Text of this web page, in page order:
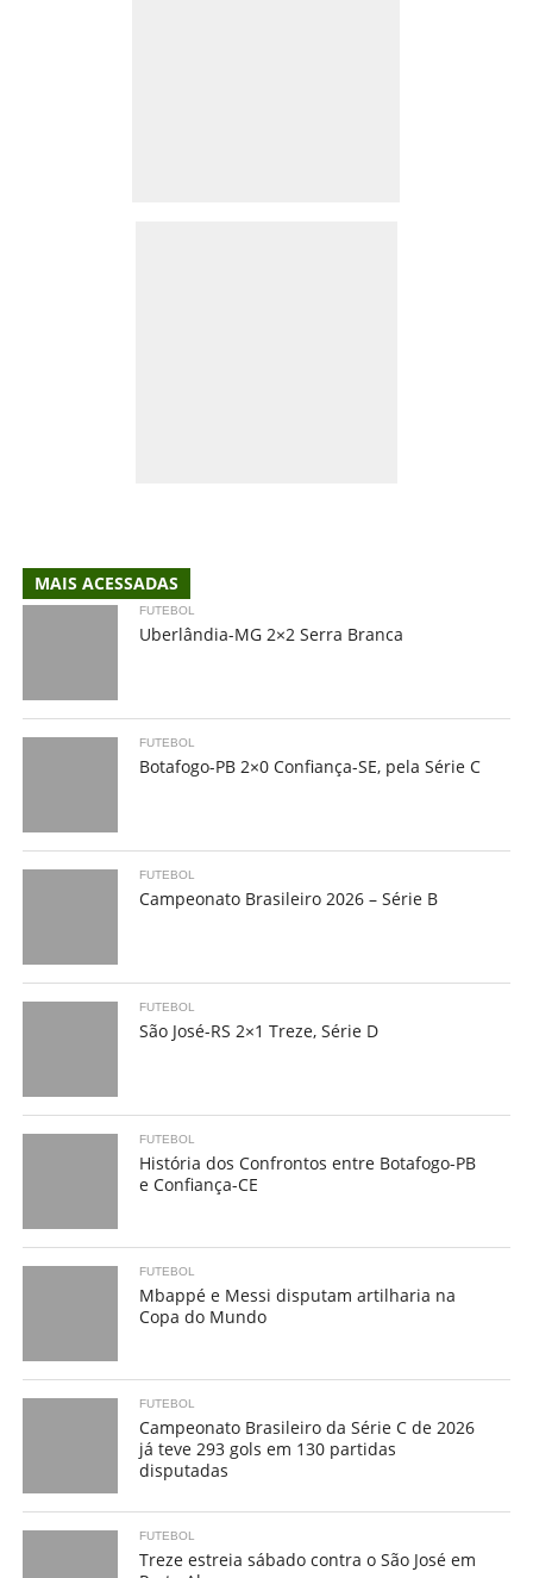
MAIS ACESSADAS
FUTEBOL
Uberlândia-MG 2×2 Serra Branca
FUTEBOL
Botafogo-PB 2×0 Confiança-SE, pela Série C
FUTEBOL
Campeonato Brasileiro 2026 – Série B
FUTEBOL
São José-RS 2×1 Treze, Série D
FUTEBOL
História dos Confrontos entre Botafogo-PB
e Confiança-CE
FUTEBOL
Mbappé e Messi disputam artilharia na
Copa do Mundo
FUTEBOL
Campeonato Brasileiro da Série C de 2026
já teve 293 gols em 130 partidas
disputadas
FUTEBOL
Treze estreia sábado contra o São José em